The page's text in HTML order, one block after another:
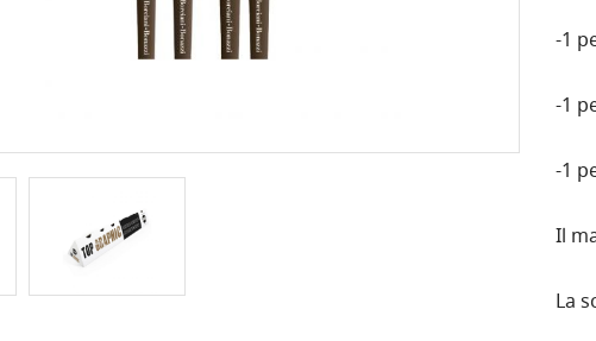
-1
-1
-1
Il
La